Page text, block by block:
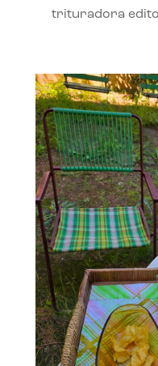
trituradora